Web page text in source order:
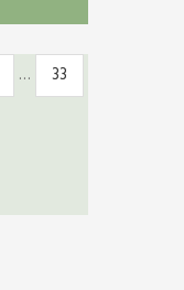
… Page
33